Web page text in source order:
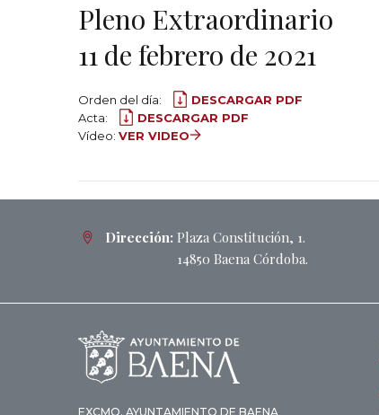
Pleno Extraordinario
11 de febrero de 2021
Orden del día:
DESCARGAR PDF
Acta:
DESCARGAR PDF
Vídeo: VER VIDEO
Dirección: Plaza Constitución, 1.
14850 Baena Córdoba.
EXCMO. AYUNTAMIENTO DE BAENA